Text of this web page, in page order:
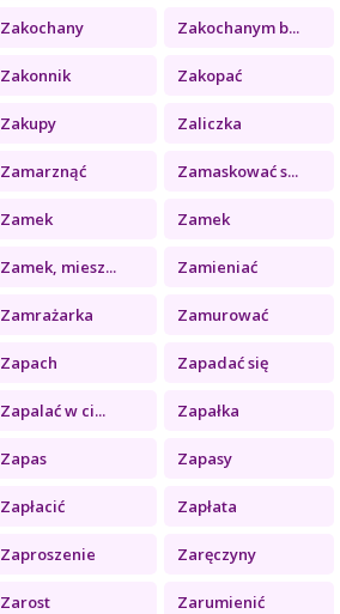
Zakochany Zakochanym b...
Zakonnik Zakopać
Zakupy Zaliczka
Zamarznąć Zamaskować s...
Zamek Zamek
Zamek, miesz... Zamieniać
Zamrażarka Zamurować
Zapach Zapadać się
Zapalać w ci... Zapałka
Zapas Zapasy
Zapłacić Zapłata
Zaproszenie Zaręczyny
Zarost Zarumienić